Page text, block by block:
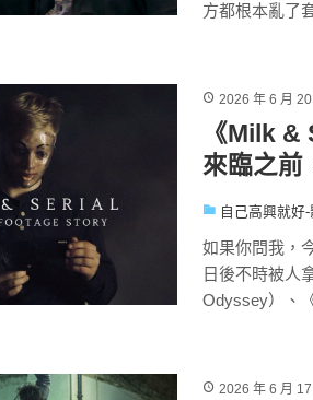
方都根本亂了
2026 年 6 月 20
《Milk
來臨之前
自己高興就好-
如果你問我，
日後不時被人
Odyssey）、
2026 年 6 月 17